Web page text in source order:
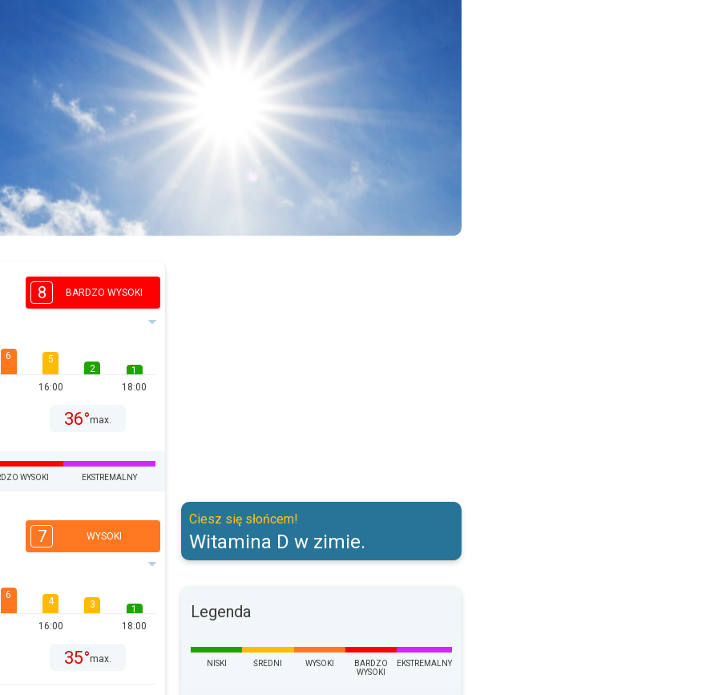
8 BARDZO WYSOKI
6 5
16:00
2
1
18:00
36°max.
WYSOKI EKSTREMALNY
7 WYSOKI
6
4
16:00
3
1
18:00
35°max.
Witamina D w zimie.. Ciesz się słońcem!. . .
Ciesz się słońcem!
Witamina D w zimie.
Legenda
NISKI ŚREDNI WYSOKI
BARDZO
WYSOKI
EKSTREMALNY